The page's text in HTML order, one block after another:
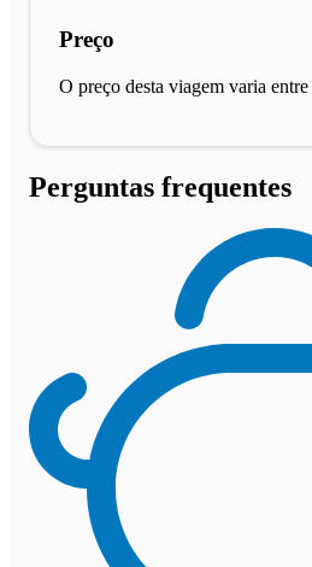
Preço
O preço desta viagem varia entre
Perguntas frequentes